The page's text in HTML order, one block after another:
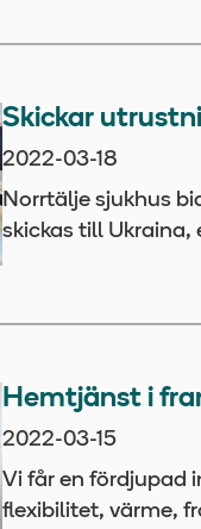
Skickar
2022-03-18
Norrtälje sjukhus
skickas till Ukraina,
Hemtjänst i
2022-03-15
Vi får en fördjupad
flexibilitet, värme,